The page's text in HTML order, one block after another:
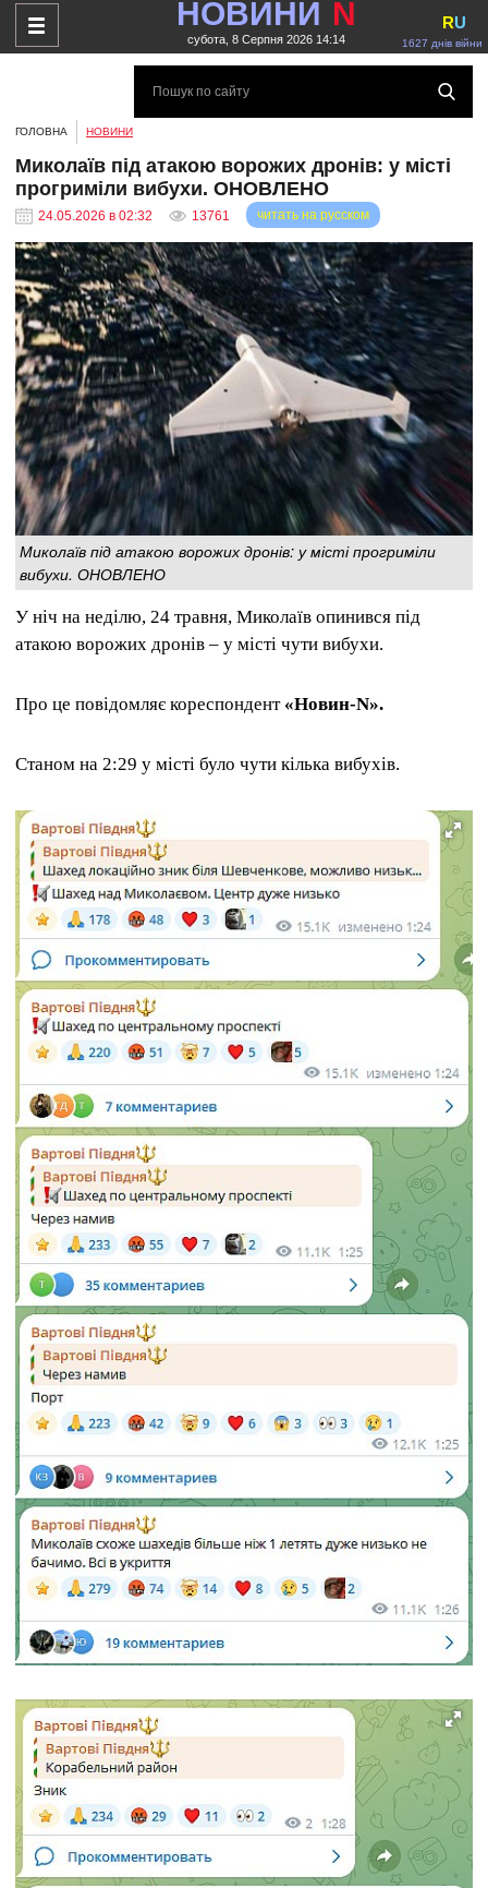
НОВИНИ N
субота, 8 Серпня 2026 14:14 1627 днів війни
RU
ГОЛОВНА НОВИНИ
Миколаїв під атакою ворожих дронів: у місті
прогриміли вибухи. ОНОВЛЕНО
24.05.2026 в 02:32 13761 читать на русском
Миколаїв під атакою ворожих дронів: у місті прогриміли
вибухи. ОНОВЛЕНО
У ніч на неділю, 24 травня, Миколаїв опинився під
атакою ворожих дронів – у місті чути вибухи.
Про це повідомляє кореспондент «Новин-N».
Станом на 2:29 у місті було чути кілька вибухів.